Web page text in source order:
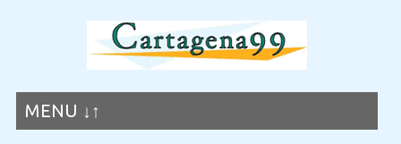
MENU ↓↑